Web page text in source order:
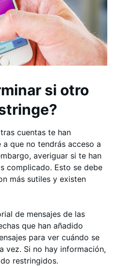
si otro
cuentas te han
que no tendrás acceso a
averiguar si te han
complicado. Esto se debe
más sutiles y existen
de mensajes de las
que han añadido
para ver cuándo se
vez. Si no hay información,
restringidos.